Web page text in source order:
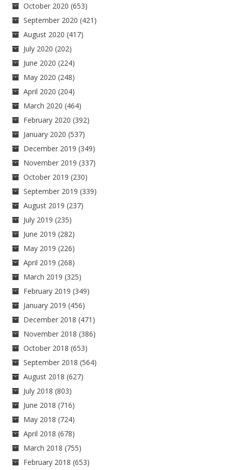
October 2020 (653)
September 2020 (421)
August 2020 (417)
July 2020 (202)
June 2020 (224)
May 2020 (248)
April 2020 (204)
March 2020 (464)
February 2020 (392)
January 2020 (537)
December 2019 (349)
November 2019 (337)
October 2019 (230)
September 2019 (339)
August 2019 (237)
July 2019 (235)
June 2019 (282)
May 2019 (226)
April 2019 (268)
March 2019 (325)
February 2019 (349)
January 2019 (456)
December 2018 (471)
November 2018 (386)
October 2018 (653)
September 2018 (564)
August 2018 (627)
July 2018 (803)
June 2018 (716)
May 2018 (724)
April 2018 (678)
March 2018 (755)
February 2018 (653)